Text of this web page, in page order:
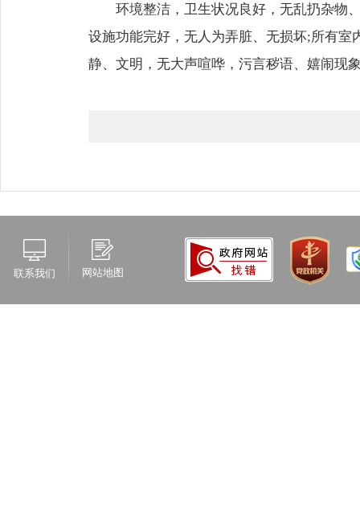
环境整洁，卫生状况良好，无乱扔杂物
设施功能完好，无人为弄脏、无损坏;所有
静、文明，无大声喧哗，污言秽语、嬉闹现
联系我们 网站地图